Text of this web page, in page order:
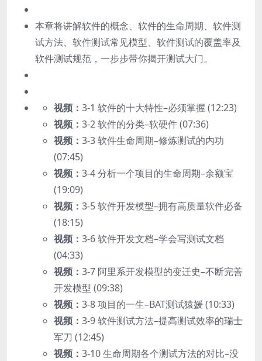
本章将讲解软件的概念、软件的生命周期、软件测
试方法、软件测试常见模型、软件测试的覆盖率及
软件测试规范，一步步带你揭开测试大门。
视频： 3-1 软件的十大特性–必须掌握 (12:23)
视频： 3-2 软件的分类–软硬件 (07:36)
视频： 3-3 软件生命周期–修炼测试的内功
(07:45)
视频： 3-4 分析一个项目的生命周期–余额宝
(19:09)
视频： 3-5 软件开发模型–拥有高质量软件必备
(18:15)
视频： 3-6 软件开发文档–学会写测试文档
(04:33)
视频： 3-7 阿里系开发模型的变迁史–不断完善
开发模型 (09:38)
视频： 3-8 项目的一生–BAT测试猿媛 (10:33)
视频： 3-9 软件测试方法–提高测试效率的瑞士
军刀 (12:45)
视频： 3-10 生命周期各个测试方法的对比–没